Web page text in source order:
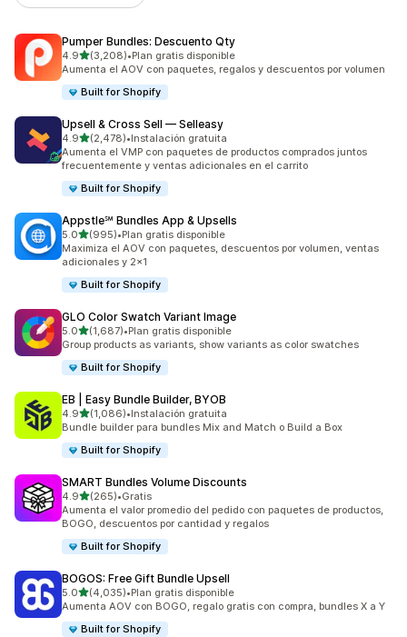
Pumper Bundles: Descuento Qty
4.9de 5 estrellas
(3,208)
3208 reseñas en total
•Plan gratis disponible
Aumenta el AOV con paquetes, regalos y descuentos por volumen
Built for Shopify
Upsell & Cross Sell — Selleasy
4.9de 5 estrellas
(2,478)
2478 reseñas en total
•Instalación gratuita
Aumenta el VMP con paquetes de productos comprados juntos
frecuentemente y ventas adicionales en el carrito
Built for Shopify
Appstle℠ Bundles App & Upsells
5.0de 5 estrellas
(995)
995 reseñas en total
•Plan gratis disponible
Maximiza el AOV con paquetes, descuentos por volumen, ventas
adicionales y 2x1
Built for Shopify
GLO Color Swatch Variant Image
5.0de 5 estrellas
(1,687)
1687 reseñas en total
•Plan gratis disponible
Group products as variants, show variants as color swatches
Built for Shopify
EB | Easy Bundle Builder, BYOB
4.9de 5 estrellas
(1,086)
1086 reseñas en total
•Instalación gratuita
Bundle builder para bundles Mix and Match o Build a Box
Built for Shopify
SMART Bundles Volume Discounts
4.9de 5 estrellas
(265)
265 reseñas en total
•Gratis
Aumenta el valor promedio del pedido con paquetes de productos,
BOGO, descuentos por cantidad y regalos
Built for Shopify
BOGOS: Free Gift Bundle Upsell
5.0de 5 estrellas
(4,035)
4035 reseñas en total
•Plan gratis disponible
Aumenta AOV con BOGO, regalo gratis con compra, bundles X a Y
Built for Shopify